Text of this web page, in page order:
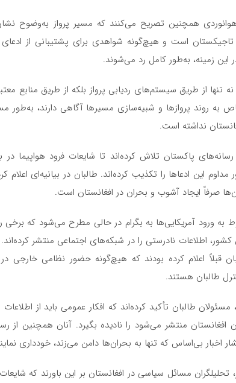
همچنین تصریح می‌کنند که مسیر پرواز به‌وضوح
است و هیچ‌گونه شواهدی برای پشتیبانی از ادعای
این زمینه، به‌طور کامل رد می‌شوند.
نه تنها از طریق سیستم‌های ردیابی پرواز بلکه از طریق منابع
به روند پروازها و شبیه‌سازی مسیرها آگاهی دارند، به‌طور
نداشته است.
پاکستان تلاش کرده‌اند تا شایعات فرود هواپیما در
مداوم این ادعاها را تکذیب کرده‌اند. طالبان در بیانیه‌ای
صرفاً ایجاد آشوب و بحران در افغانستان است.
به ورود آمریکایی‌ها به بگرام در حالی مطرح می‌شود که برخی
اطلاعات نادرستی را در شبکه‌های اجتماعی منتشر
قبلاً اعلام کرده بودند که هیچ‌گونه حضور نظامی خارجی
طالبان هستند.
مسئولان طالبان تأکید کرده‌اند که افکار عمومی باید از
منتشر می‌شود را نادیده بگیرد. آنان همچنین از
اخبار بی‌اساس که تنها به بحران‌ها دامن می‌زند، خودداری
تحلیلگران مسائل سیاسی در افغانستان بر این باورند که